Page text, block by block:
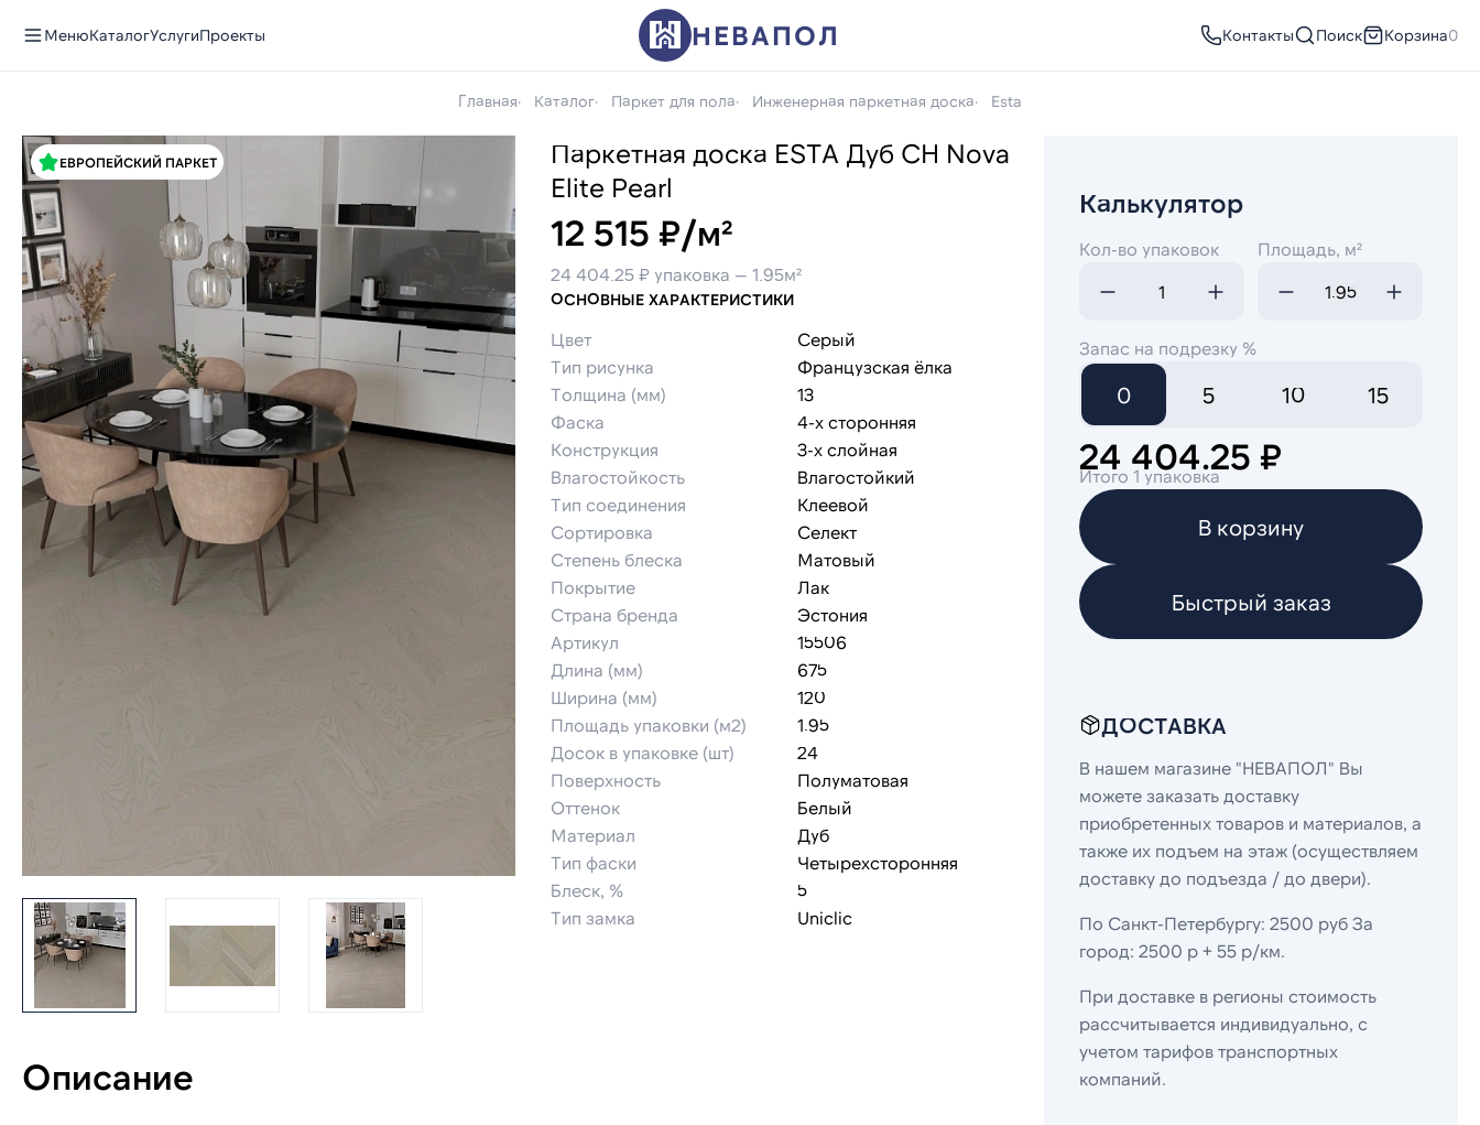
МенюКаталогУслугиПроекты НЕВАПОЛ Контакты Поиск Корзина0
Главная Каталог Паркет для пола Инженерная паркетная доска Esta
ЕВРОПЕЙСКИЙ ПАРКЕТ
Паркетная доска ESTA Дуб CH Nova
Elite Pearl
12 515 ₽/м²
24 404.25 ₽ упаковка — 1.95м²
ОСНОВНЫЕ ХАРАКТЕРИСТИКИ
Цвет
Серый
Тип рисунка
Французская ёлка
Толщина (мм)
13
Фаска
4-х сторонняя
Конструкция
3-х слойная
Влагостойкость
Влагостойкий
Тип соединения
Клеевой
Сортировка
Селект
Степень блеска
Матовый
Покрытие
Лак
Страна бренда
Эстония
Артикул
15506
Длина (мм)
675
Ширина (мм)
120
Площадь упаковки (м2)
1.95
Досок в упаковке (шт)
24
Поверхность
Полуматовая
Оттенок
Белый
Материал
Дуб
Тип фаски
Четырехсторонняя
Блеск, %
5
Тип замка
Uniclic
Описание
Калькулятор
Кол-во упаковок Площадь, м²
Запас на подрезку %
0 5 10 15
24 404.25 ₽
Итого 1 упаковка
В корзину
Быстрый заказ
ДОСТАВКА
В нашем магазине "НЕВАПОЛ" Вы
можете заказать доставку
приобретенных товаров и материалов, а
также их подъем на этаж (осуществляем
доставку до подъезда / до двери).
По Санкт-Петербургу: 2500 руб За
город: 2500 р + 55 р/км.
При доставке в регионы стоимость
рассчитывается индивидуально, с
учетом тарифов транспортных
компаний.